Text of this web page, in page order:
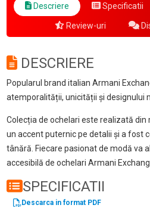
Descriere Specificatii
Review-uri
DESCRIERE
Popularul brand italian Armani
atemporalității, unicității și designului
Colecția de ochelari este realizată
un accent puternic pe detalii și a fost
tânără. Fiecare pasionat de modă va
accesibilă de ochelari Armani
SPECIFICATII
Descarca in format PDF